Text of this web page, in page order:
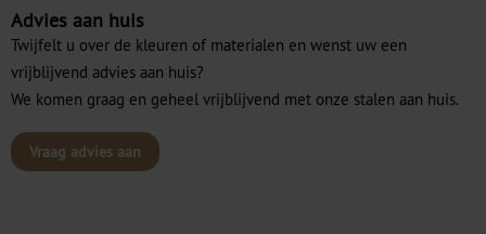
Advies aan huis
Twijfelt u over de kleuren of materialen en wenst uw een
vrijblijvend advies aan huis?
We komen graag en geheel vrijblijvend met onze stalen aan huis.
Vraag advies aan